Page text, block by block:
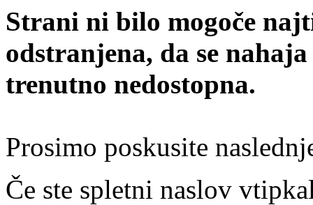
Strani ni bilo mogoče
odstranjena, da se
trenutno nedostopna.
Prosimo poskusite
Če ste spletni naslov